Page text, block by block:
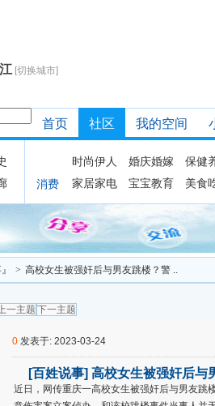
[切换城市]
首页 社区 我的空间
消费
时尚伊人 婚庆婚嫁
保健
家居家电
宝宝教育 美食
> 高校女生被强奸后与男友跳楼？警 ..
一主题 下一主题
0 发表于: 2023-03-24
[百姓说事] 高校女生被强奸后与
近日，网传重庆一高校女生被强奸后与男友跳